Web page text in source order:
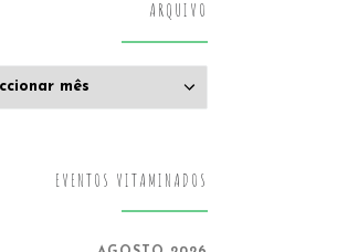
ARQUIVO
EVENTOS VITAMINADOS